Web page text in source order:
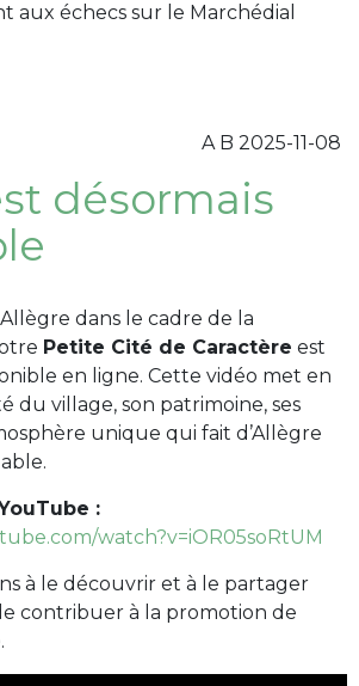
aux échecs sur le Marchédial
A B 2025-11-08
désormais
dans le cadre de la
Petite Cité de Caractère est
en ligne. Cette vidéo met en
du village, son patrimoine, ses
unique qui fait d’Allègre
:
watch?v=iOR05soRtUM
à le découvrir et à le partager
contribuer à la promotion de